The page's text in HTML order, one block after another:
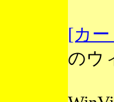
[カ
のウ